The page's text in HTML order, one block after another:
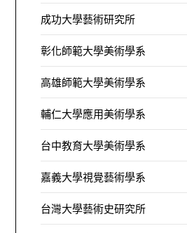
成功大學藝術研究所
彰化師範大學美術學系
高雄師範大學美術學系
輔仁大學應用美術學系
台中教育大學美術學系
嘉義大學視覺藝術學系
台灣大學藝術史研究所